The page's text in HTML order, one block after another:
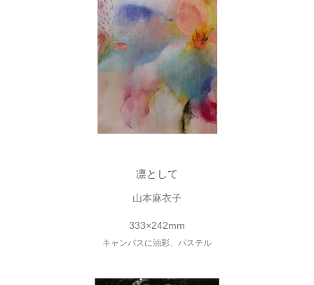
凛として
山本麻衣子
333×242mm
キャンバスに油彩、パステル